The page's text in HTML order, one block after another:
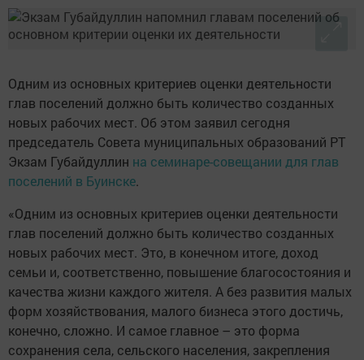
Одним из основных критериев оценки деятельности
глав поселений должно быть количество созданных
новых рабочих мест. Об этом заявил сегодня
председатель Совета муниципальных образований РТ
Экзам Губайдуллин на семинаре-совещании для глав
поселений в Буинске.
«Одним из основных критериев оценки деятельности
глав поселений должно быть количество созданных
новых рабочих мест. Это, в конечном итоге, доход
семьи и, соответственно, повышение благосостояния и
качества жизни каждого жителя. А без развития малых
форм хозяйствования, малого бизнеса этого достичь,
конечно, сложно. И самое главное – это форма
сохранения села, сельского населения, закрепления